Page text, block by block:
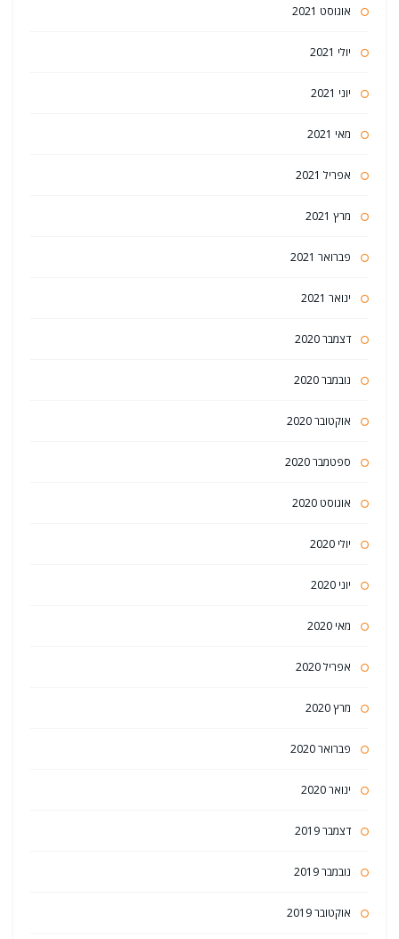
אוגוסט 2021
יולי 2021
יוני 2021
מאי 2021
אפריל 2021
מרץ 2021
פברואר 2021
ינואר 2021
דצמבר 2020
נובמבר 2020
אוקטובר 2020
ספטמבר 2020
אוגוסט 2020
יולי 2020
יוני 2020
מאי 2020
אפריל 2020
מרץ 2020
פברואר 2020
ינואר 2020
דצמבר 2019
נובמבר 2019
אוקטובר 2019